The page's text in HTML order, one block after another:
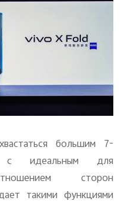
большим 7-
с идеальным для
сторон
такими функциями